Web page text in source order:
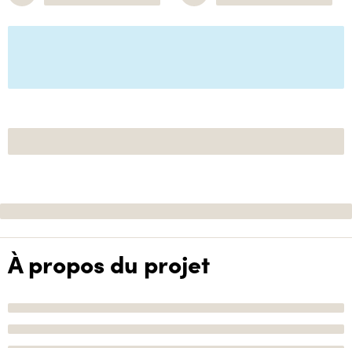
À propos du projet